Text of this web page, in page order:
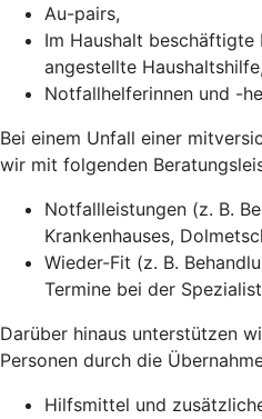
Au-pairs,
Im Haushalt beschäftigte
angestellte Haushaltshilfe,
Notfallhelferinnen und -
Bei einem Unfall einer
wir mit folgenden
Notfallleistungen (z. B.
Krankenhauses,
Wieder-Fit (z. B.
Termine bei der
Darüber hinaus unterstützen
Personen durch die
Hilfsmittel und